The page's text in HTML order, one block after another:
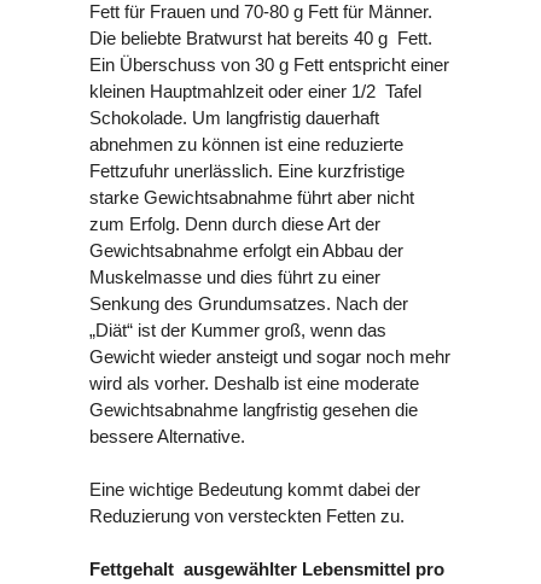
Fett für Frauen und 70-80 g Fett für Männer.
Die beliebte Bratwurst hat bereits 40 g Fett.
Ein Überschuss von 30 g Fett entspricht einer
kleinen Hauptmahlzeit oder einer 1/2 Tafel
Schokolade. Um langfristig dauerhaft
abnehmen zu können ist eine reduzierte
Fettzufuhr unerlässlich. Eine kurzfristige
starke Gewichtsabnahme führt aber nicht
zum Erfolg. Denn durch diese Art der
Gewichtsabnahme erfolgt ein Abbau der
Muskelmasse und dies führt zu einer
Senkung des Grundumsatzes. Nach der
„Diät“ ist der Kummer groß, wenn das
Gewicht wieder ansteigt und sogar noch mehr
wird als vorher. Deshalb ist eine moderate
Gewichtsabnahme langfristig gesehen die
bessere Alternative.
Eine wichtige Bedeutung kommt dabei der
Reduzierung von versteckten Fetten zu.
Fettgehalt ausgewählter Lebensmittel pro